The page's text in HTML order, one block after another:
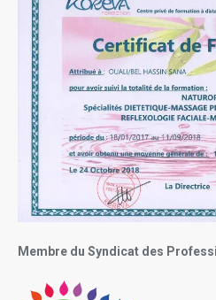
Membre du Syndicat des